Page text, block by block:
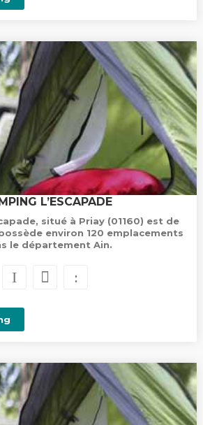
L’ESCAPADE
situé à Priay (01160) est de
environ 120 emplacements
le département Ain.